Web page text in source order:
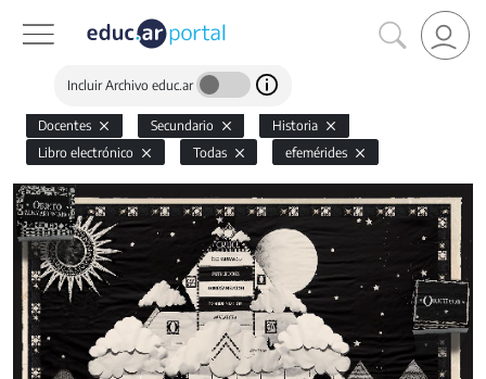
Incluir Archivo educ.ar
Docentes Secundario
Historia
Libro electrónico
Todas efemérides